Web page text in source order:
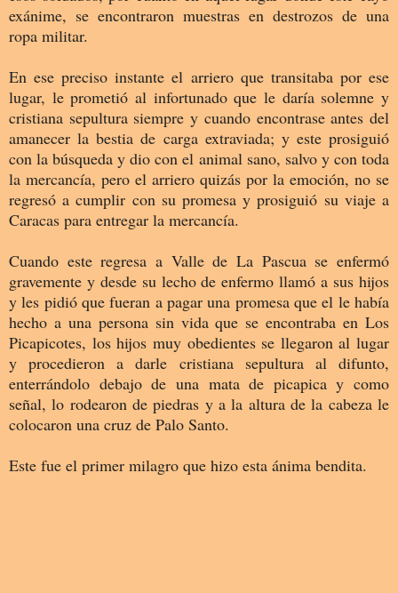
exánime, se encontraron muestras en destrozos de una
ropa militar.
En ese preciso instante el arriero que transitaba por ese
lugar, le prometió al infortunado que le daría solemne y
cristiana sepultura siempre y cuando encontrase antes del
amanecer la bestia de carga extraviada; y este prosiguió
con la búsqueda y dio con el animal sano, salvo y con toda
la mercancía, pero el arriero quizás por la emoción, no se
regresó a cumplir con su promesa y prosiguió su viaje a
Caracas para entregar la mercancía.
Cuando este regresa a Valle de La Pascua se enfermó
gravemente y desde su lecho de enfermo llamó a sus hijos
y les pidió que fueran a pagar una promesa que el le había
hecho a una persona sin vida que se encontraba en Los
Picapicotes, los hijos muy obedientes se llegaron al lugar
y procedieron a darle cristiana sepultura al difunto,
enterrándolo debajo de una mata de picapica y como
señal, lo rodearon de piedras y a la altura de la cabeza le
colocaron una cruz de Palo Santo.
Este fue el primer milagro que hizo esta ánima bendita.